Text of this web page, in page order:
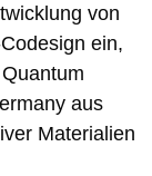
von
ein,
aus
Materialien